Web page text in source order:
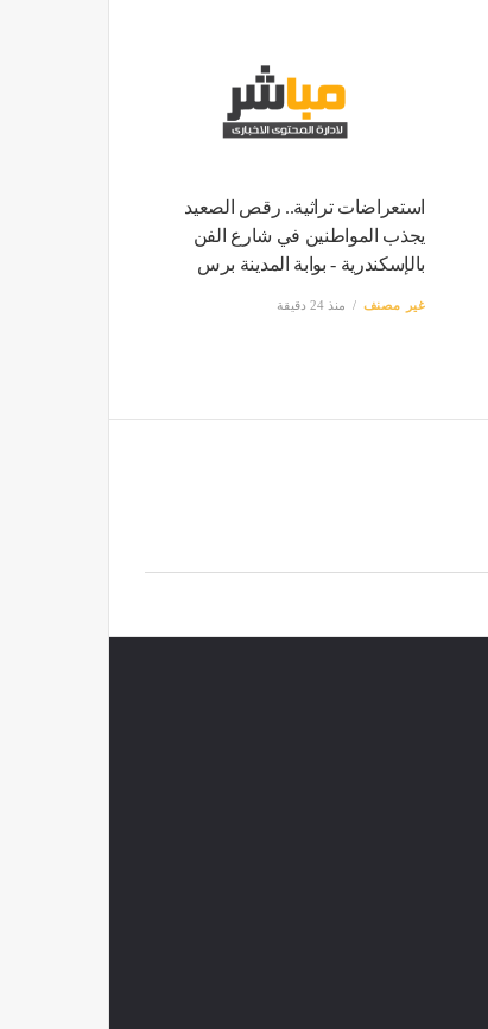
استعراضات تراثية.. رقص الصعيد
يجذب المواطنين في شارع الفن
بالإسكندرية - بوابة المدينة برس
غير مصنف منذ 24 دقيقة